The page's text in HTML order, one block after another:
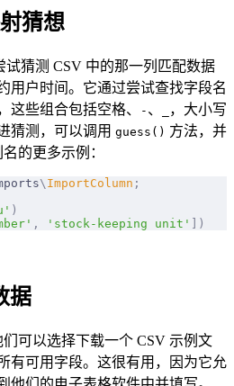
猜想
试猜测 CSV 中的那一列匹配数据
用户时间。它通过尝试查找字段名
这些组合包括空格、
- 、
，大小写
猜测，可以调用 guess() 方法，并
的更多示例：
\ ImportColumn ;
)
, 'stock-keeping unit' ])
据
可以选择下载一个 CSV 示例文
有可用字段。这很有用，因为它允